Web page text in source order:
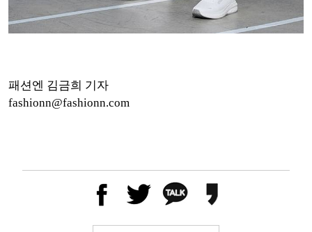
패션엔 김금희 기자
fashionn@fashionn.com